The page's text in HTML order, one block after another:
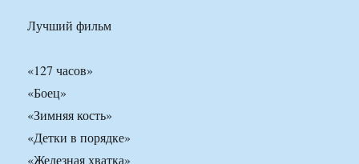
Лучший фильм
«127 часов»
«Боец»
«Зимняя кость»
«Детки в порядке»
«Железная хватка»